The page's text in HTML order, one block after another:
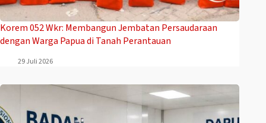
Korem 052 Wkr: Membangun Jembatan Persaudaraan
dengan Warga Papua di Tanah Perantauan
29 Juli 2026